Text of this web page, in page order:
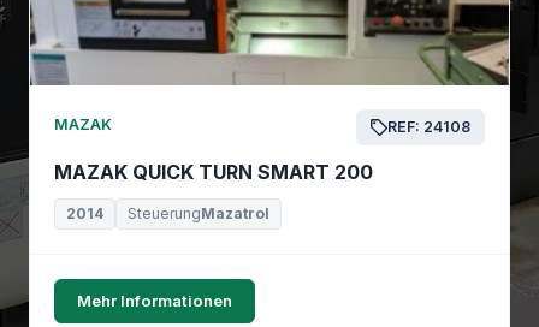
MAZAK REF: 24108
MAZAK QUICK TURN SMART 200
2014 SteuerungMazatrol
Mehr Informationen